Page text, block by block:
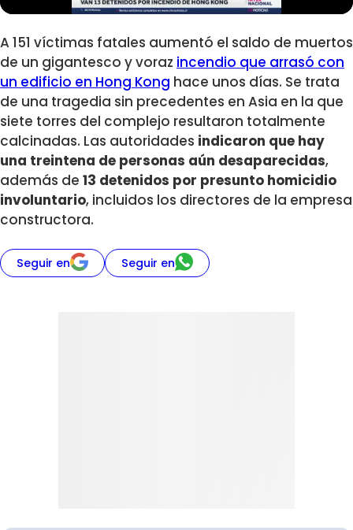
A 151 víctimas fatales aumentó el saldo de muertos
de un gigantesco y voraz incendio que arrasó con
un edificio en Hong Kong hace unos días. Se trata
de una tragedia sin precedentes en Asia en la que
siete torres del complejo resultaron totalmente
calcinadas. Las autoridades indicaron que hay
una treintena de personas aún desaparecidas,
además de 13 detenidos por presunto homicidio
involuntario, incluidos los directores de la empresa
constructora.
Seguir en Seguir en